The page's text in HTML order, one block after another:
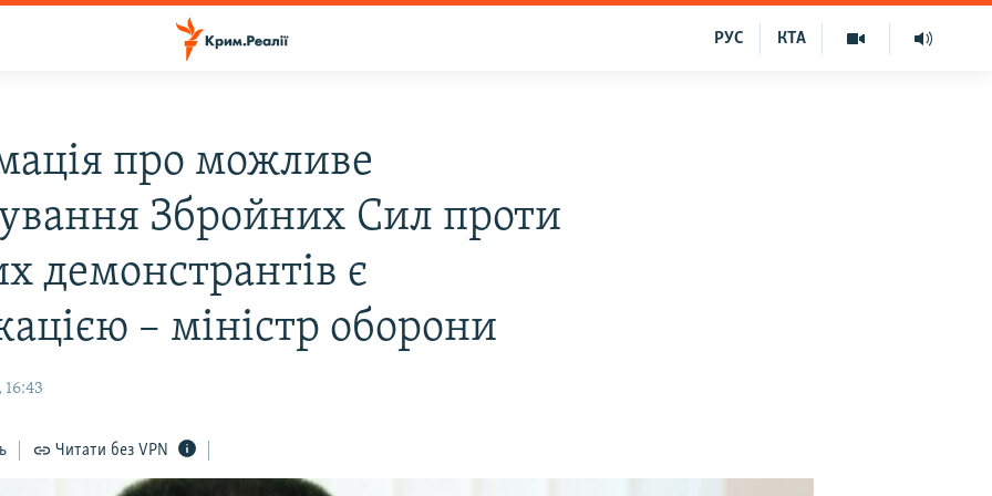
КТА
РУС
про можливе
Збройних Сил проти
демонстрантів є
– міністр оборони
16:43
Читати без VPN